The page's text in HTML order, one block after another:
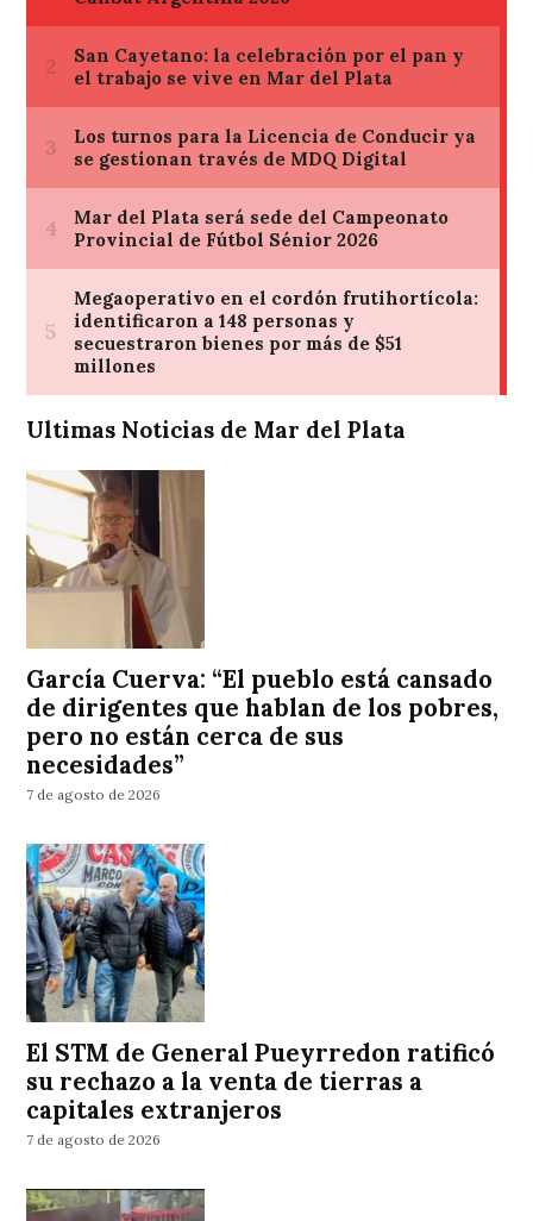
Ultimas Noticias de Mar del Plata
García Cuerva: “El pueblo está cansado
de dirigentes que hablan de los pobres,
pero no están cerca de sus
necesidades”
7 de agosto de 2026
El STM de General Pueyrredon ratificó
su rechazo a la venta de tierras a
capitales extranjeros
7 de agosto de 2026